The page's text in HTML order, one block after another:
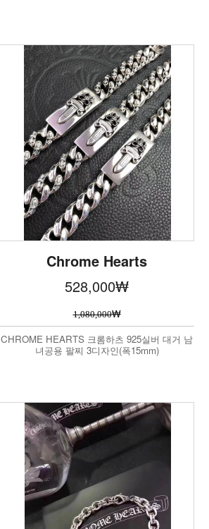
Chrome Hearts
528,000₩
1,080,000₩
CHROME HEARTS 크롬하츠 925실버 대거 남
녀공용 팔찌 3디자인(폭15mm)